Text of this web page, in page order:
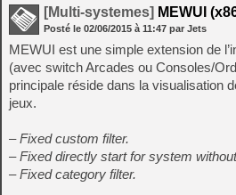
[Multi-systemes] MEWUI
Posté le 02/06/2015 à 11:47 par Jets
MEWUI est une simple extension de
(avec switch Arcades ou Consoles/
principale réside dans la visualisation
jeux.
– Fixed custom filter.
– Fixed directly start for system
– Fixed category filter.